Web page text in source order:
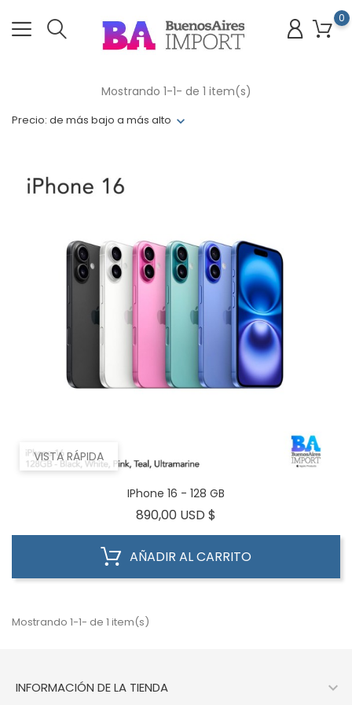
0
Precio: de más bajo a más alto
Mostrando 1-1- de 1 item(s)
VISTA RÁPIDA
IPhone 16 - 128 GB
890,00 USD $
AÑADIR AL CARRITO
Mostrando 1-1- de 1 item(s)
INFORMACIÓN DE LA TIENDA 